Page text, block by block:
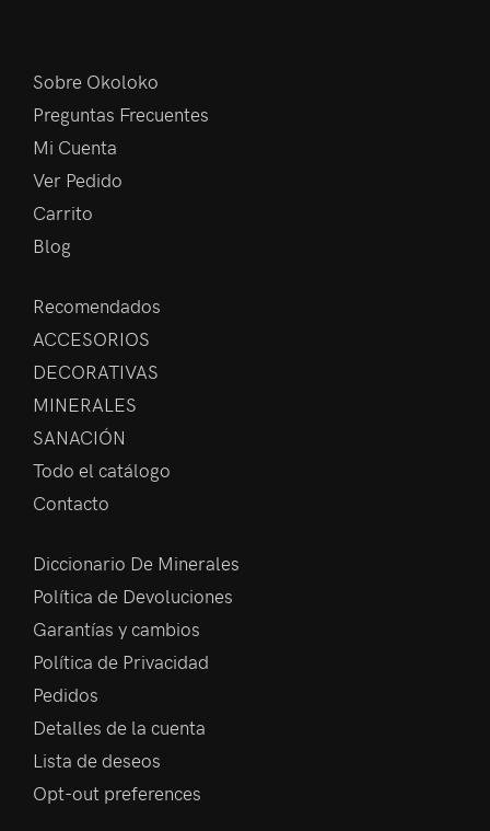
Sobre Okoloko
Preguntas Frecuentes
Mi Cuenta
Ver Pedido
Carrito
Blog
Recomendados
ACCESORIOS
DECORATIVAS
MINERALES
SANACIÓN
Todo el catálogo
Contacto
Diccionario De Minerales
Política de Devoluciones
Garantías y cambios
Política de Privacidad
Pedidos
Detalles de la cuenta
Lista de deseos
Opt-out preferences